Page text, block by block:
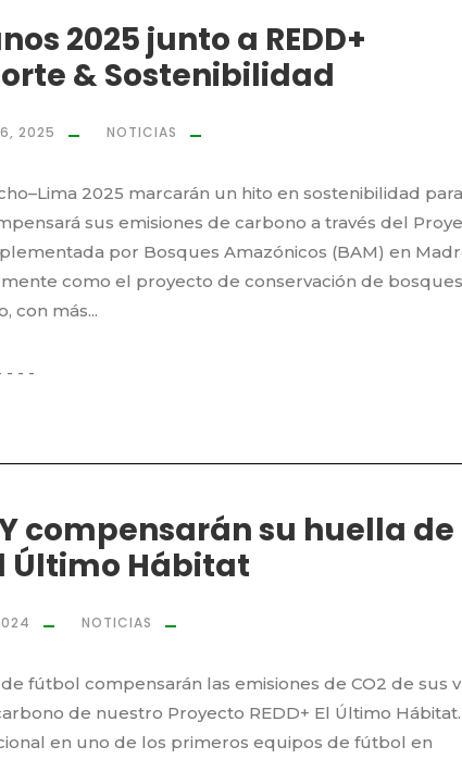
2025 junto a REDD+
& Sostenibilidad
2025 NOTICIAS
2025 marcarán un hito en sostenibilidad
sus emisiones de carbono a través del
por Bosques Amazónicos (BAM) en
como el proyecto de conservación de
con más...
compensarán su huella de
Último Hábitat
NOTICIAS
fútbol compensarán las emisiones de CO2 de sus
de nuestro Proyecto REDD+ El Último
en uno de los primeros equipos de fútbol en